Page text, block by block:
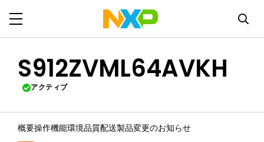
S912ZVML64AVKH
アクティブ
概要操作機能環境品質配送製品変更のお知らせ